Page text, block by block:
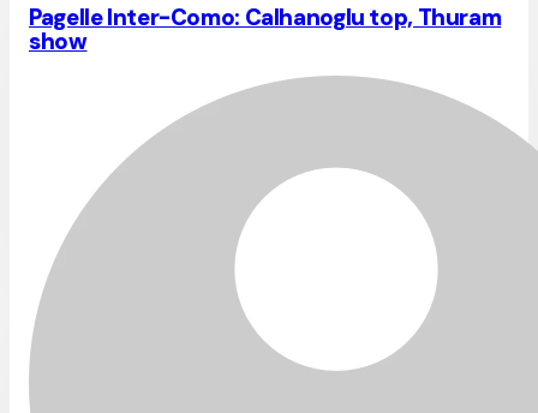
Pagelle Inter-Como: Calhanoglu top, Thuram
show